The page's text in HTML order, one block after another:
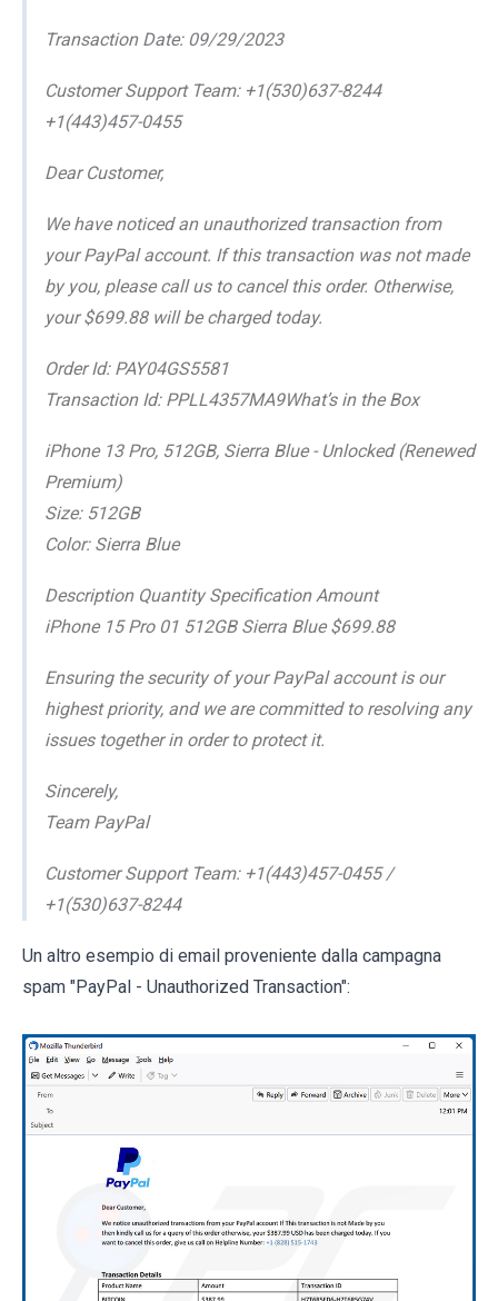
Transaction Date: 09/29/2023
Customer Support Team: +1(530)637-8244
+1(443)457-0455
Dear Customer,
We have noticed an unauthorized transaction from
your PayPal account. If this transaction was not made
by you, please call us to cancel this order. Otherwise,
your $699.88 will be charged today.
Order Id: PAY04GS5581
Transaction Id: PPLL4357MA9What’s in the Box
iPhone 13 Pro, 512GB, Sierra Blue - Unlocked (Renewed
Premium)
Size: 512GB
Color: Sierra Blue
Description Quantity Specification Amount
iPhone 15 Pro 01 512GB Sierra Blue $699.88
Ensuring the security of your PayPal account is our
highest priority, and we are committed to resolving any
issues together in order to protect it.
Sincerely,
Team PayPal
Customer Support Team: +1(443)457-0455 /
+1(530)637-8244
Un altro esempio di email proveniente dalla campagna
spam "PayPal - Unauthorized Transaction":